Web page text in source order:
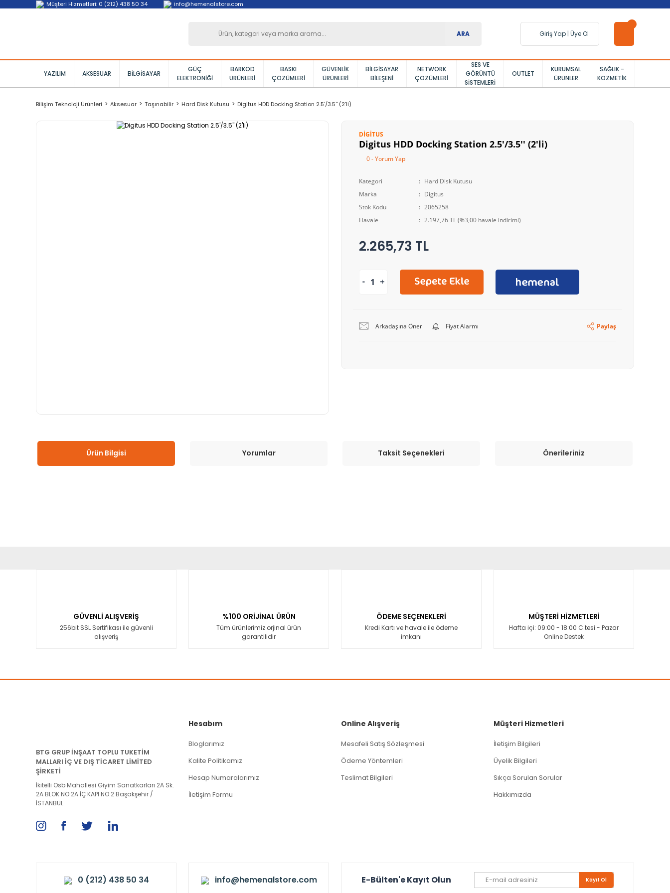
Müşteri Hizmetleri: 0 (212) 438 50 34 info@hemenalstore.com
ARA Giriş Yap | Üye Ol
YAZILIM AKSESUAR BILGISAYAR
GÜÇ
ELEKTRONIĞI
BARKOD
ÜRÜNLERI
BASKI
ÇÖZÜMLERI
GÜVENLIK
ÜRÜNLERI
BILGISAYAR
BILEŞENI
NETWORK
ÇÖZÜMLERI
SES VE
GÖRÜNTÜ
SISTEMLERI
OUTLET
KURUMSAL
ÜRÜNLER
SAĞLIK -
KOZMETIK
Bilişim Teknoloji Ürünleri Aksesuar Taşınabilir Hard Disk Kutusu Digitus HDD Docking Station 2.5'/3.5'' (2'li)
DIGITUS
Digitus HDD Docking Station 2.5'/3.5'' (2'li)
0 - Yorum Yap
Kategori
Hard Disk Kutusu
Marka
Digitus
Stok Kodu
2065258
Havale
2.197,76 TL (%3,00 havale indirimi)
2.265,73 TL
Arkadaşına Öner Fiyat Alarmı Paylaş
Ürün Bilgisi Yorumlar Taksit Seçenekleri Önerileriniz
Ürün bilgilerinde hatalar bulunuyor.
Ürün fiyatı diğer sitelerden daha pahalı.
GÜVENLİ ALIŞVERİŞ
256bit SSL Sertifikası ile güvenli
alışveriş
%100 ORİJİNAL ÜRÜN
Tüm ürünlerimiz orjinal ürün
garantilidir
ÖDEME SEÇENEKLERİ
Kredi Kartı ve havale ile ödeme
imkanı
MÜŞTERİ HİZMETLERİ
Hafta içi: 09:00 - 18:00 C.tesi - Pazar
Online Destek
BTG GRUP İNŞAAT TOPLU TUKETİM
MALLARI İÇ VE DIŞ TİCARET LİMİTED
ŞİRKETİ
İkitelli Osb Mahallesi Giyim Sanatkarları 2A Sk.
2A BLOK NO:2A İÇ KAPI NO:2 Başakşehir /
İSTANBUL
Hesabım
Bloglarımız
Kalite Politikamız
Hesap Numaralarımız
İletişim Formu
Online Alışveriş
Mesafeli Satış Sözleşmesi
Ödeme Yöntemleri
Teslimat Bilgileri
Müşteri Hizmetleri
İletişim Bilgileri
Üyelik Bilgileri
Sıkça Sorulan Sorular
Hakkımızda
0 (212) 438 50 34 info@hemenalstore.com E-Bülten'e Kayıt Olun Kayıt Ol